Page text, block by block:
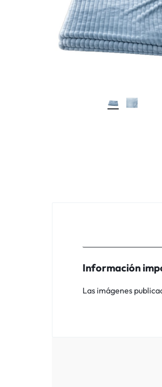
Información
Las imágenes